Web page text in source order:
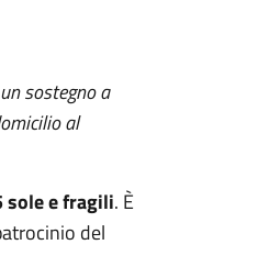
sostegno a
al
sole e fragili. È
del